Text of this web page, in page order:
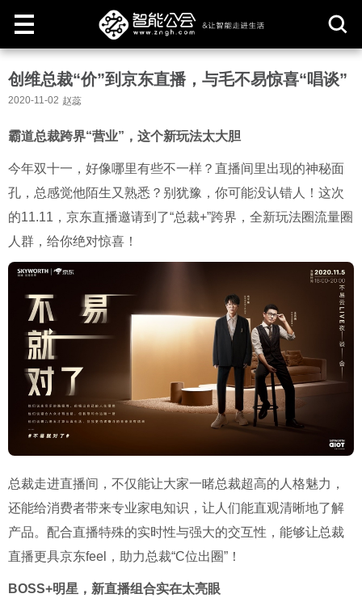
取
创维总裁“价”到京东直播，与毛不易惊喜“唱谈”
2020-11-02 赵蕊
霸道总裁跨界“营业”，这个新玩法太大胆
今年双十一，好像哪里有些不一样？直播间里出现的神秘面
孔，总感觉他陌生又熟悉？别犹豫，你可能没认错人！这次
的11.11 ，京东直播邀请到了“总裁+”跨界，全新玩法圈流量圈
人群，给你绝对惊喜！
总裁走进直播间，不仅能让大家一睹总裁超高的人格魅力，
还能给消费者带来专业家电知识，让人们能直观清晰地了解
产品。配合直播特殊的实时性与强大的交互性，能够让总裁
直播更具京东feel ，助力总裁“C位出圈”！
BOSS+明星，新直播组合实在太亮眼